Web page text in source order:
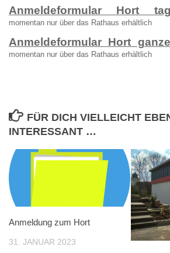
Anmeldeformular Hort
momentan nur über das Rathaus erhältlich
Anmeldeformular Hort
momentan nur über das Rathaus erhältlich
FÜR DICH VIELLEICHT
INTERESSANT …
Anmeldung zum Hort
31. JANUAR 2023